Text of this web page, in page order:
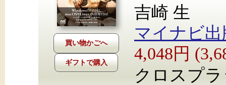
ギフトで購入
吉崎 生
マイナビ出
4,048円
クロスプ